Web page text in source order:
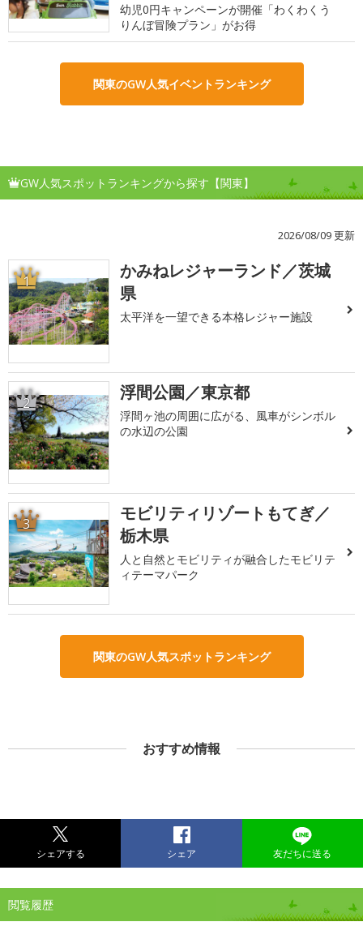
幼児0円キャンペーンが開催「わくわくう
りんぼ冒険プラン」がお得
関東のGW人気イベントランキング
GW人気スポットランキングから探す【関東】
2026/08/09 更新
1
かみねレジャーランド／茨城
県
太平洋を一望できる本格レジャー施設
2 浮間公園／東京都
浮間ヶ池の周囲に広がる、風車がシンボル
の水辺の公園
3
モビリティリゾートもてぎ／
栃木県
人と自然とモビリティが融合したモビリテ
ィテーマパーク
関東のGW人気スポットランキング
おすすめ情報
シェアする シェア 友だちに送る
閲覧履歴